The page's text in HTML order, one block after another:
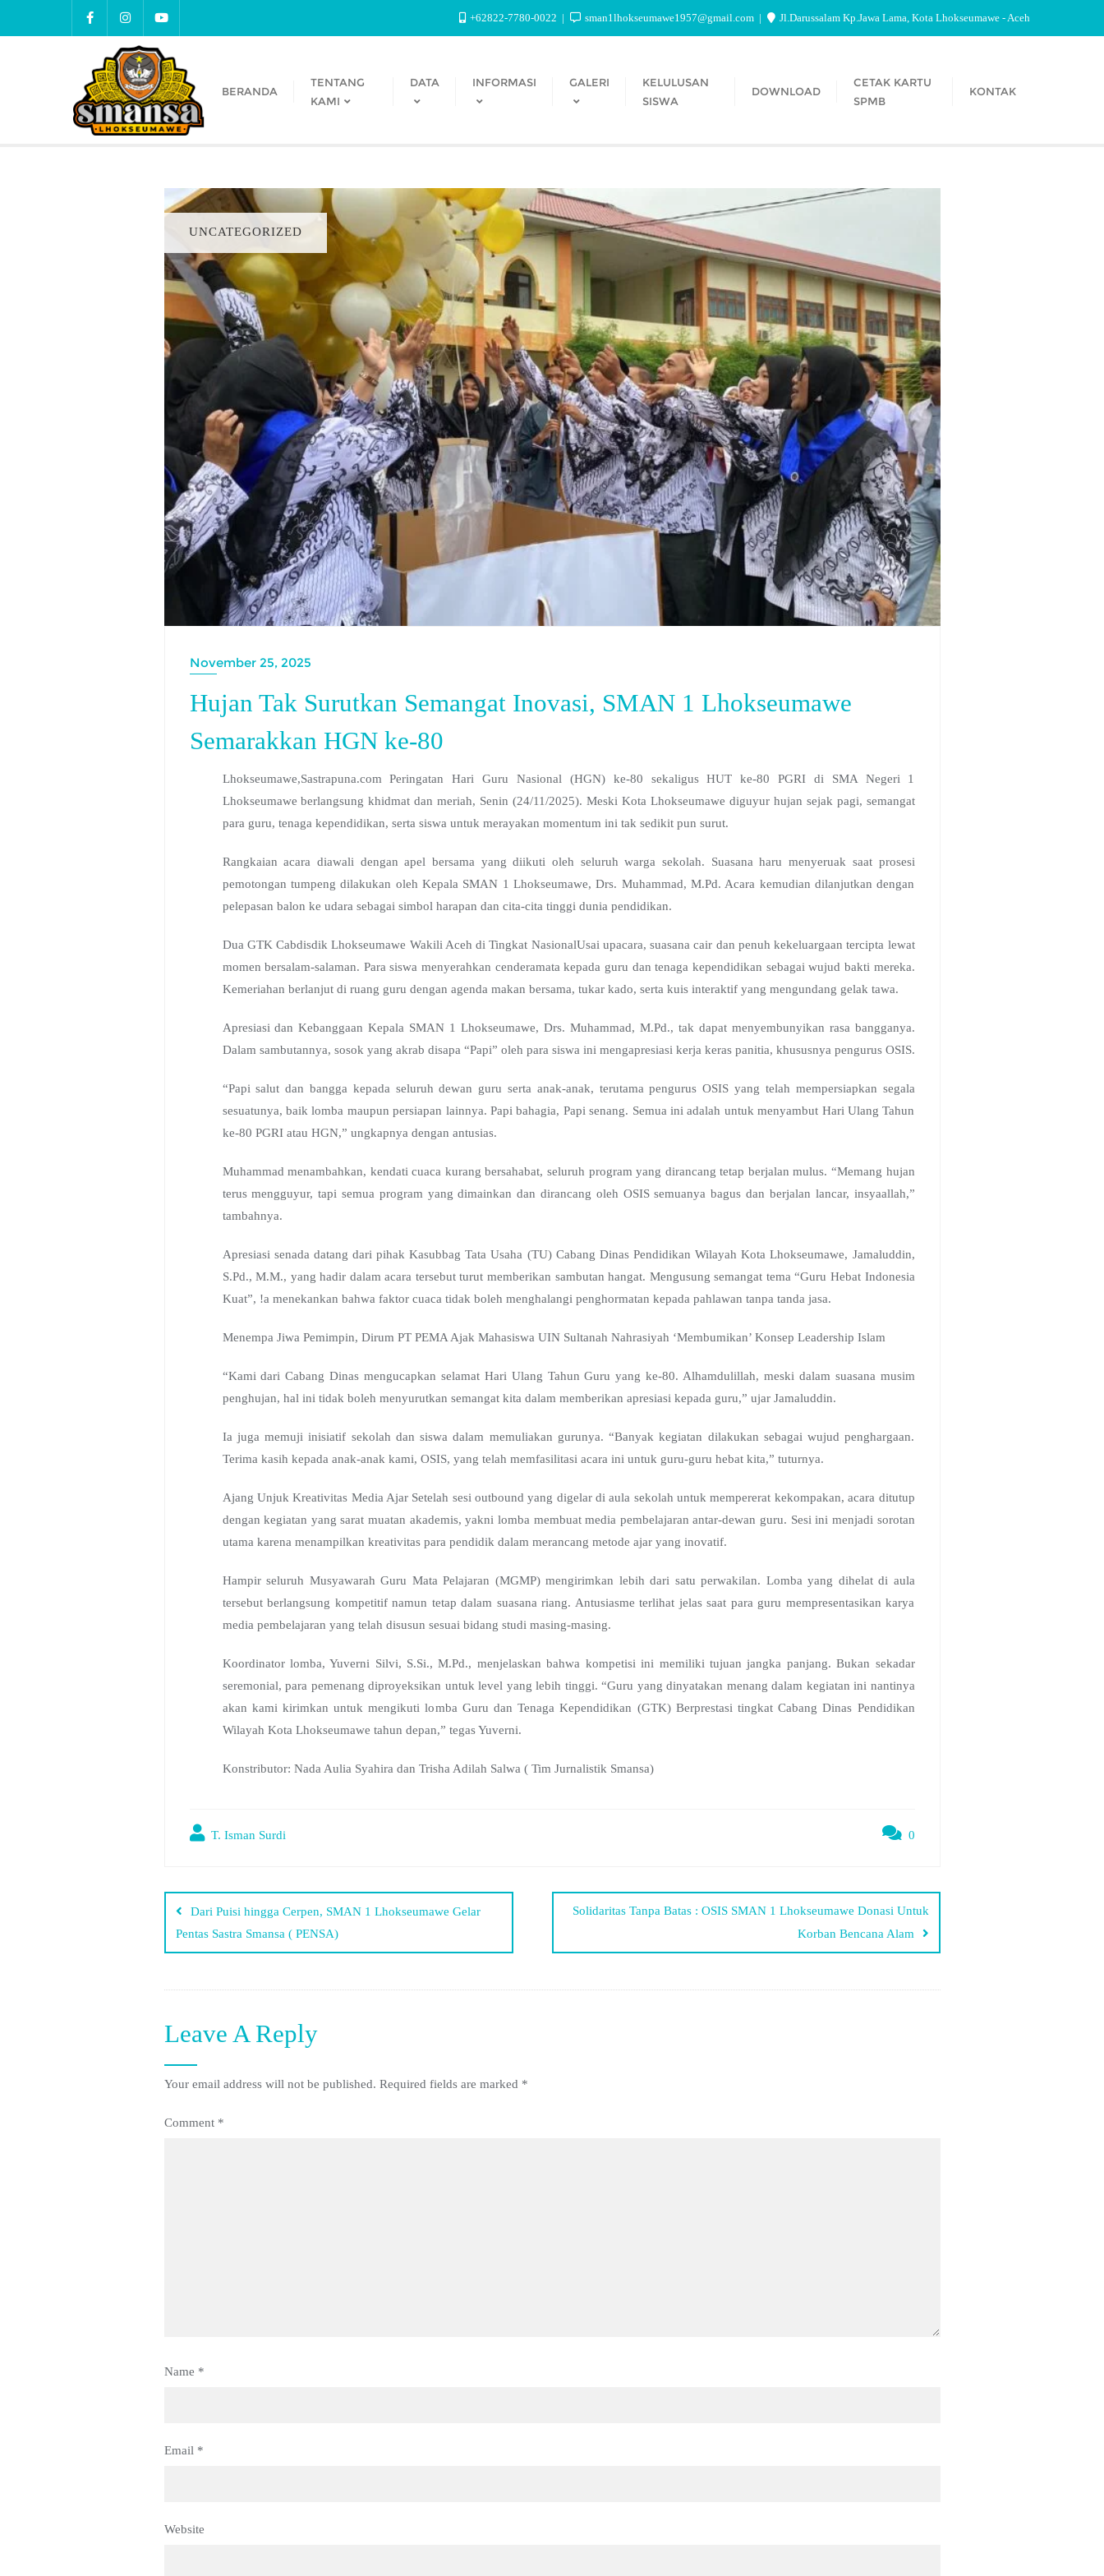
+62822-7780-0022 sman1lhokseumawe1957@gmail.com Jl.Darussalam Kp.Jawa Lama, Kota Lhokseumawe - Aceh
BERANDA
TENTANG
KAMI
DATA INFORMASI GALERI
KELULUSAN
SISWA
DOWNLOAD
CETAK KARTU
SPMB
KONTAK
UNCATEGORIZED
November 25, 2025
Hujan Tak Surutkan Semangat Inovasi, SMAN 1 Lhokseumawe
Semarakkan HGN ke-80
Lhokseumawe,Sastrapuna.com Peringatan Hari Guru Nasional (HGN) ke-80 sekaligus HUT ke-80 PGRI di SMA Negeri 1
Lhokseumawe berlangsung khidmat dan meriah, Senin (24/11/2025). Meski Kota Lhokseumawe diguyur hujan sejak pagi, semangat
para guru, tenaga kependidikan, serta siswa untuk merayakan momentum ini tak sedikit pun surut.
Rangkaian acara diawali dengan apel bersama yang diikuti oleh seluruh warga sekolah. Suasana haru menyeruak saat prosesi
pemotongan tumpeng dilakukan oleh Kepala SMAN 1 Lhokseumawe, Drs. Muhammad, M.Pd. Acara kemudian dilanjutkan dengan
pelepasan balon ke udara sebagai simbol harapan dan cita-cita tinggi dunia pendidikan.
Dua GTK Cabdisdik Lhokseumawe Wakili Aceh di Tingkat NasionalUsai upacara, suasana cair dan penuh kekeluargaan tercipta lewat
momen bersalam-salaman. Para siswa menyerahkan cenderamata kepada guru dan tenaga kependidikan sebagai wujud bakti mereka.
Kemeriahan berlanjut di ruang guru dengan agenda makan bersama, tukar kado, serta kuis interaktif yang mengundang gelak tawa.
Apresiasi dan Kebanggaan Kepala SMAN 1 Lhokseumawe, Drs. Muhammad, M.Pd., tak dapat menyembunyikan rasa bangganya.
Dalam sambutannya, sosok yang akrab disapa “Papi” oleh para siswa ini mengapresiasi kerja keras panitia, khususnya pengurus OSIS.
“Papi salut dan bangga kepada seluruh dewan guru serta anak-anak, terutama pengurus OSIS yang telah mempersiapkan segala
sesuatunya, baik lomba maupun persiapan lainnya. Papi bahagia, Papi senang. Semua ini adalah untuk menyambut Hari Ulang Tahun
ke-80 PGRI atau HGN,” ungkapnya dengan antusias.
Muhammad menambahkan, kendati cuaca kurang bersahabat, seluruh program yang dirancang tetap berjalan mulus. “Memang hujan
terus mengguyur, tapi semua program yang dimainkan dan dirancang oleh OSIS semuanya bagus dan berjalan lancar, insyaallah,”
tambahnya.
Apresiasi senada datang dari pihak Kasubbag Tata Usaha (TU) Cabang Dinas Pendidikan Wilayah Kota Lhokseumawe, Jamaluddin,
S.Pd., M.M., yang hadir dalam acara tersebut turut memberikan sambutan hangat. Mengusung semangat tema “Guru Hebat Indonesia
Kuat”, !a menekankan bahwa faktor cuaca tidak boleh menghalangi penghormatan kepada pahlawan tanpa tanda jasa.
Menempa Jiwa Pemimpin, Dirum PT PEMA Ajak Mahasiswa UIN Sultanah Nahrasiyah ‘Membumikan’ Konsep Leadership Islam
“Kami dari Cabang Dinas mengucapkan selamat Hari Ulang Tahun Guru yang ke-80. Alhamdulillah, meski dalam suasana musim
penghujan, hal ini tidak boleh menyurutkan semangat kita dalam memberikan apresiasi kepada guru,” ujar Jamaluddin.
Ia juga memuji inisiatif sekolah dan siswa dalam memuliakan gurunya. “Banyak kegiatan dilakukan sebagai wujud penghargaan.
Terima kasih kepada anak-anak kami, OSIS, yang telah memfasilitasi acara ini untuk guru-guru hebat kita,” tuturnya.
Ajang Unjuk Kreativitas Media Ajar Setelah sesi outbound yang digelar di aula sekolah untuk mempererat kekompakan, acara ditutup
dengan kegiatan yang sarat muatan akademis, yakni lomba membuat media pembelajaran antar-dewan guru. Sesi ini menjadi sorotan
utama karena menampilkan kreativitas para pendidik dalam merancang metode ajar yang inovatif.
Hampir seluruh Musyawarah Guru Mata Pelajaran (MGMP) mengirimkan lebih dari satu perwakilan. Lomba yang dihelat di aula
tersebut berlangsung kompetitif namun tetap dalam suasana riang. Antusiasme terlihat jelas saat para guru mempresentasikan karya
media pembelajaran yang telah disusun sesuai bidang studi masing-masing.
Koordinator lomba, Yuverni Silvi, S.Si., M.Pd., menjelaskan bahwa kompetisi ini memiliki tujuan jangka panjang. Bukan sekadar
seremonial, para pemenang diproyeksikan untuk level yang lebih tinggi. “Guru yang dinyatakan menang dalam kegiatan ini nantinya
akan kami kirimkan untuk mengikuti lomba Guru dan Tenaga Kependidikan (GTK) Berprestasi tingkat Cabang Dinas Pendidikan
Wilayah Kota Lhokseumawe tahun depan,” tegas Yuverni.
Konstributor: Nada Aulia Syahira dan Trisha Adilah Salwa ( Tim Jurnalistik Smansa)
T. Isman Surdi 0
Dari Puisi hingga Cerpen, SMAN 1 Lhokseumawe Gelar
Pentas Sastra Smansa ( PENSA)
Solidaritas Tanpa Batas : OSIS SMAN 1 Lhokseumawe Donasi Untuk
Korban Bencana Alam
Leave A Reply
Your email address will not be published. Required fields are marked *
Comment *
Name *
Email *
Website